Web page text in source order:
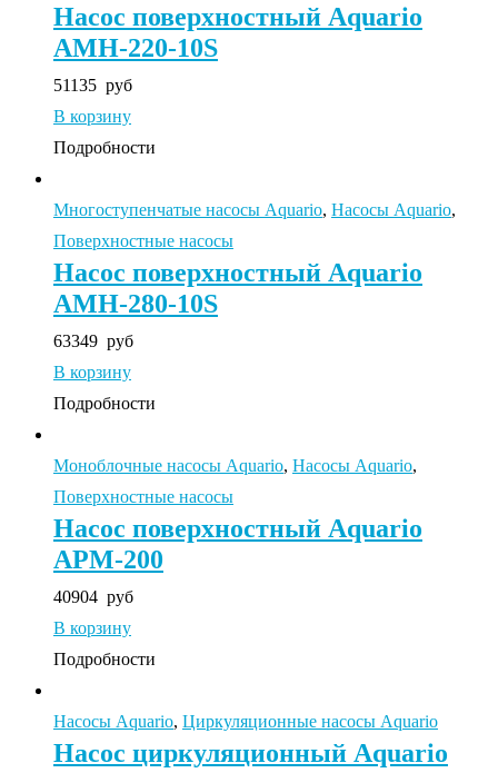
Насос поверхностный Aquario
AMH-220-10S
51135 руб
В корзину
Подробности
Многоступенчатые насосы Aquario, Насосы Aquario,
Поверхностные насосы
Насос поверхностный Aquario
AMH-280-10S
63349 руб
В корзину
Подробности
Моноблочные насосы Aquario, Насосы Aquario,
Поверхностные насосы
Насос поверхностный Aquario
APM-200
40904 руб
В корзину
Подробности
Насосы Aquario, Циркуляционные насосы Aquario
Насос циркуляционный Aquario